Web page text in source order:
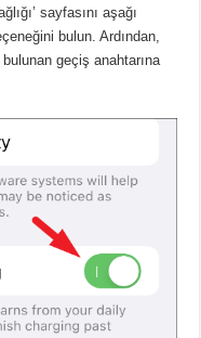
sayfasını aşağı
bulun.Ardından,
geçiş anahtarına